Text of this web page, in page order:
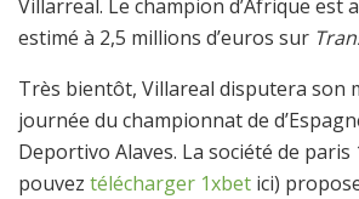
Villarreal. Le champion d’Afrique est
estimé à 2,5 millions d’euros sur
Très bientôt, Villareal disputera son
journée du championnat de
Deportivo Alaves. La société de paris
pouvez télécharger 1xbet ici)